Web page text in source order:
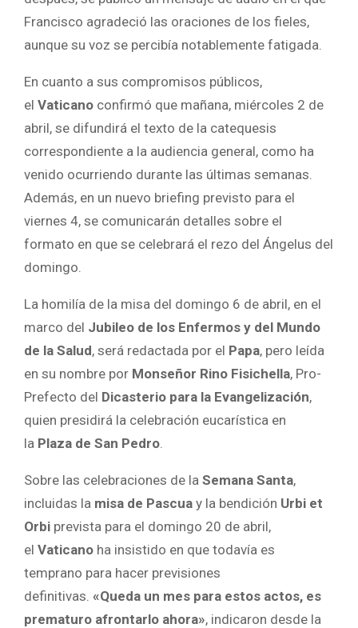
Francisco agradeció las oraciones de los fieles,
aunque su voz se percibía notablemente fatigada.
En cuanto a sus compromisos públicos,
el Vaticano confirmó que mañana, miércoles 2 de
abril, se difundirá el texto de la catequesis
correspondiente a la audiencia general, como ha
venido ocurriendo durante las últimas semanas.
Además, en un nuevo briefing previsto para el
viernes 4, se comunicarán detalles sobre el
formato en que se celebrará el rezo del Ángelus del
domingo.
La homilía de la misa del domingo 6 de abril, en el
marco del Jubileo de los Enfermos y del Mundo
de la Salud, será redactada por el Papa, pero leída
en su nombre por Monseñor Rino Fisichella, Pro-
Prefecto del Dicasterio para la Evangelización,
quien presidirá la celebración eucarística en
la Plaza de San Pedro
Sobre las celebraciones de la Semana Santa,
incluidas la misa de Pascua y la bendición Urbi et
Orbi prevista para el domingo 20 de abril,
el Vaticano ha insistido en que todavía es
temprano para hacer previsiones
definitivas. «Queda un mes para estos actos, es
prematuro afrontarlo ahora», indicaron desde la